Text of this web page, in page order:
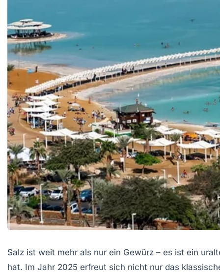
Salz ist weit mehr als nur ein Gewürz – es ist ein
hat. Im Jahr 2025 erfreut sich nicht nur das